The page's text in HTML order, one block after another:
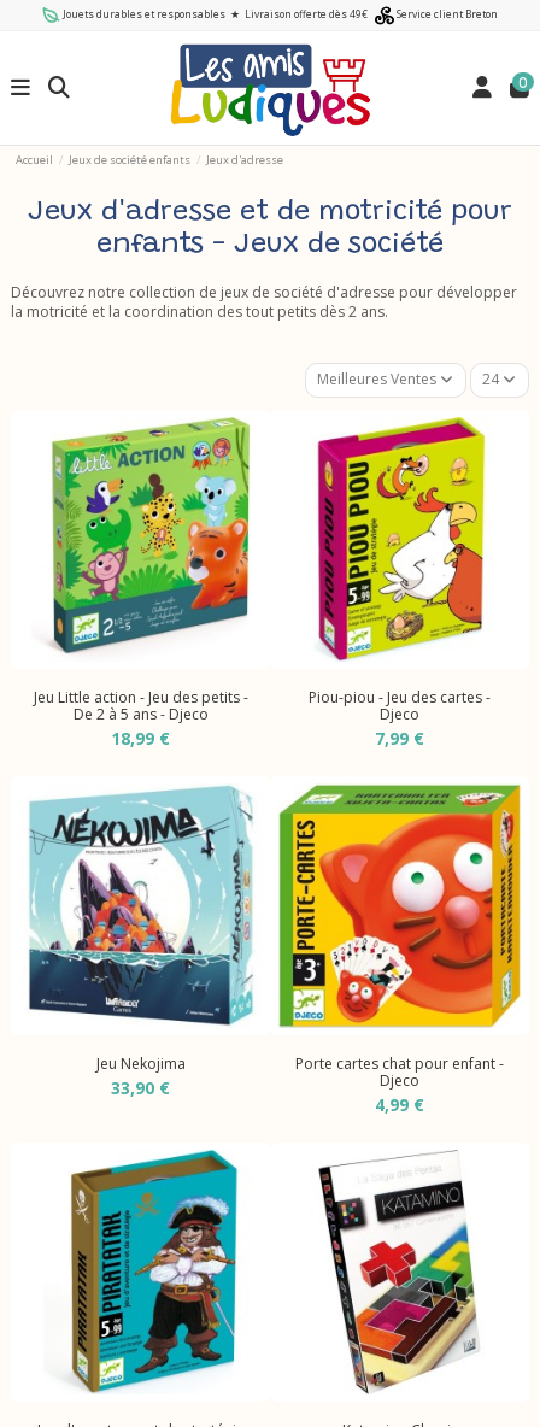
Jouets durables et responsables ★ Livraison offerte dès 49€ Service client Breton
0
Accueil Jeux de société enfants Jeux d'adresse
Jeux d'adresse et de motricité pour
enfants - Jeux de société
Découvrez notre collection de jeux de société d'adresse pour développer
la motricité et la coordination des tout petits dès 2 ans.
Meilleures Ventes 24
Jeu Little action - Jeu des petits -
De 2 à 5 ans - Djeco
18,99 €
Piou-piou - Jeu des cartes -
Djeco
7,99 €
Jeu Nekojima
33,90 €
Porte cartes chat pour enfant -
Djeco
4,99 €